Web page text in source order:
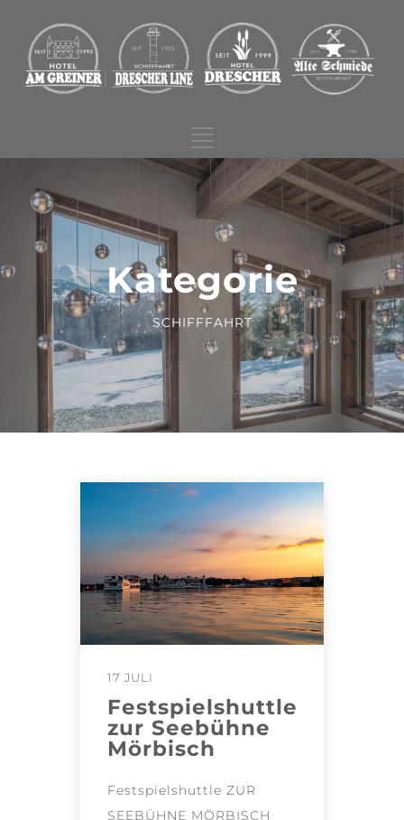
Kategorie
SCHIFFFAHRT
17 JULI
Festspielshuttle
zur Seebühne
Mörbisch
Festspielshuttle ZUR
SEEBÜHNE MÖRBISCH